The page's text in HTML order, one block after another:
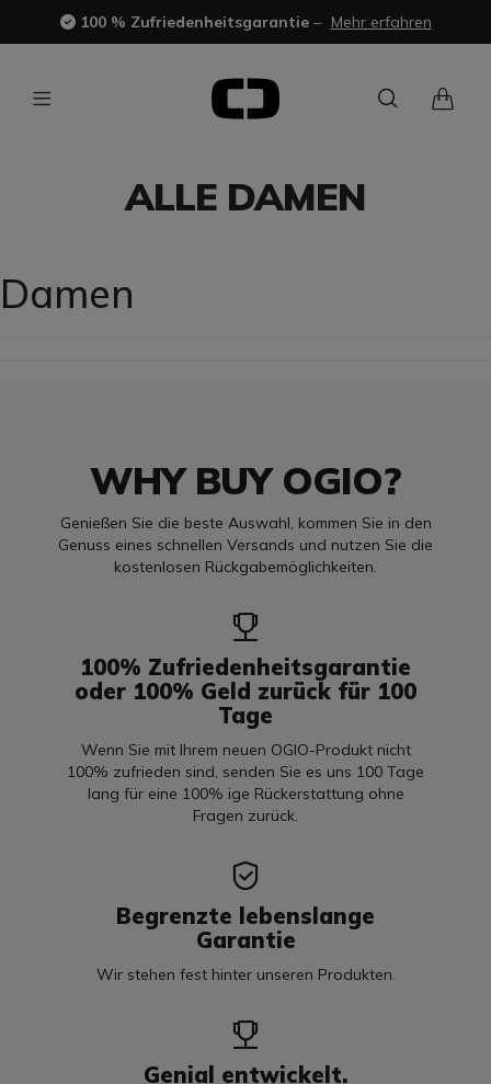
100 % Zufriedenheitsgarantie– Mehr erfahren
ALLE DAMEN
Damen
WHY BUY OGIO?
Genießen Sie die beste Auswahl, kommen Sie in den
Genuss eines schnellen Versands und nutzen Sie die
kostenlosen Rückgabemöglichkeiten.
100% Zufriedenheitsgarantie
oder 100% Geld zurück für 100
Tage
Wenn Sie mit Ihrem neuen OGIO-Produkt nicht
100% zufrieden sind, senden Sie es uns 100 Tage
lang für eine 100% ige Rückerstattung ohne
Fragen zurück.
Begrenzte lebenslange
Garantie
Wir stehen fest hinter unseren Produkten.
Genial entwickelt.